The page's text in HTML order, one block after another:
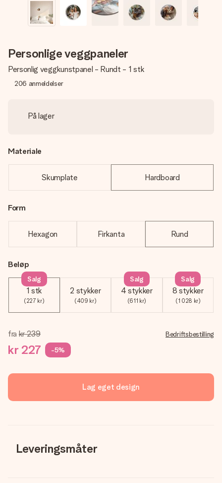
Personlige veggpaneler
Personlig veggkunstpanel - Rundt - 1 stk
206 anmeldelser
På lager
Materiale
Skumplate Hardboard
Form
Hexagon Firkanta Rund
Beløp
1 stk
(227 kr)
Salg
2 stykker
(409 kr)
4 stykker
(611 kr)
Salg
8 stykker
(1 028 kr)
Salg
fra kr 239
kr 227 -5%
Bedriftsbestilling
Lag eget design
Leveringsmåter